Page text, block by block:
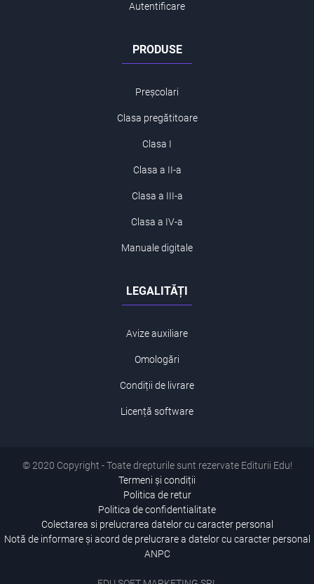
Autentificare
PRODUSE
Preșcolari
Clasa pregătitoare
Clasa I
Clasa a II-a
Clasa a III-a
Clasa a IV-a
Manuale digitale
LEGALITĂȚI
Avize auxiliare
Omologări
Condiții de livrare
Licență software
© 2020 Copyright - Toate drepturile sunt rezervate Editurii Edu!
Termeni și condiții
Politica de retur
Politica de confidentialitate
Colectarea si prelucrarea datelor cu caracter personal
Notă de informare și acord de prelucrare a datelor cu caracter personal
ANPC